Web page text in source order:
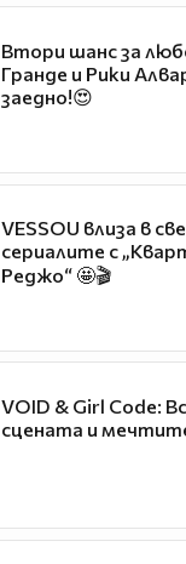
Втори шанс за
Гранде и Рики
заедно!😍
VESSOU влиза в
сериалите с
Реджо“ 🤩🎬
VOID & Girl Code:
сцената и